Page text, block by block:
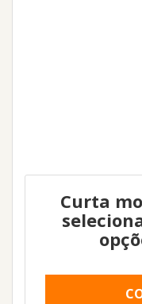
Curta